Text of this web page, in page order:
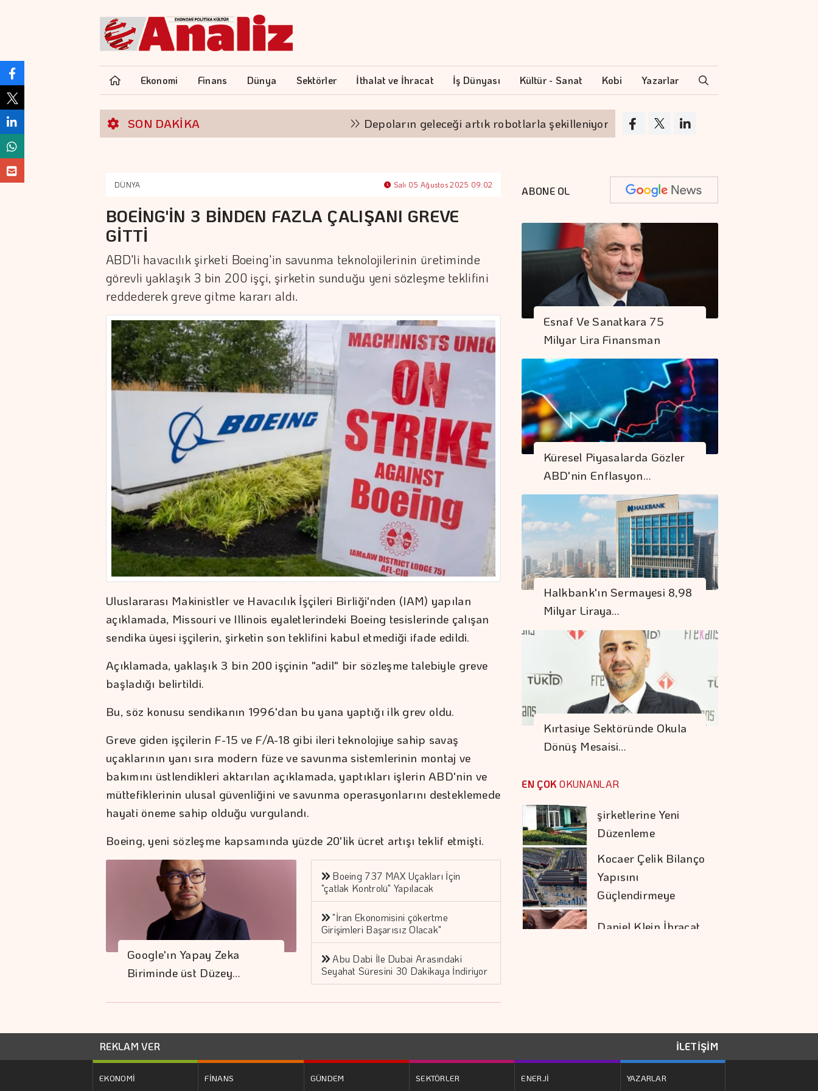
Ekonomi Finans Dünya Sektörler İthalat ve İhracat İş Dünyası Kültür - Sanat Kobi Yazarlar
SON DAKİKA Depoların geleceği artık robotlarla şekilleniyor Togg'un servis ağı hızla büyüyor
DÜNYA Salı 05 Ağustos 2025 09:02
BOEİNG'İN 3 BİNDEN FAZLA ÇALIŞANI GREVE
GİTTİ
ABD'li havacılık şirketi Boeing'in savunma teknolojilerinin üretiminde
görevli yaklaşık 3 bin 200 işçi, şirketin sunduğu yeni sözleşme teklifini
reddederek greve gitme kararı aldı.
Uluslararası Makinistler ve Havacılık İşçileri Birliği'nden (IAM) yapılan
açıklamada, Missouri ve Illinois eyaletlerindeki Boeing tesislerinde çalışan
sendika üyesi işçilerin, şirketin son teklifini kabul etmediği ifade edildi.
Açıklamada, yaklaşık 3 bin 200 işçinin "adil" bir sözleşme talebiyle greve
başladığı belirtildi.
Bu, söz konusu sendikanın 1996'dan bu yana yaptığı ilk grev oldu.
Greve giden işçilerin F-15 ve F/A-18 gibi ileri teknolojiye sahip savaş
uçaklarının yanı sıra modern füze ve savunma sistemlerinin montaj ve
bakımını üstlendikleri aktarılan açıklamada, yaptıkları işlerin ABD'nin ve
müttefiklerinin ulusal güvenliğini ve savunma operasyonlarını desteklemede
hayati öneme sahip olduğu vurgulandı.
Boeing, yeni sözleşme kapsamında yüzde 20'lik ücret artışı teklif etmişti.
Google'ın Yapay Zeka
Biriminde üst Düzey…
Boeing 737 MAX Uçakları İçin
"çatlak Kontrolü" Yapılacak
"İran Ekonomisini çökertme
Girişimleri Başarısız Olacak"
Abu Dabi İle Dubai Arasındaki
Seyahat Süresini 30 Dakikaya İndiriyor
ABONE OL
Esnaf Ve Sanatkara 75
Milyar Lira Finansman
Küresel Piyasalarda Gözler
ABD'nin Enflasyon…
Halkbank'ın Sermayesi 8,98
Milyar Liraya…
Kırtasiye Sektöründe Okula
Dönüş Mesaisi…
EN ÇOK OKUNANLAR
En Fazla Kaybettiren
Yatırım Fonları
En Fazla Kazandıran
Yatırım Fonları
S. Arabistan,
Pakistan Ve
Türkiye'den
Savunma Anlaşması
Tasarruf Finansman
Düzenleme
Kocaer Çelik Bilanço
Yapısını
Güçlendirmeye
Devam Etti
Daniel Klein İhracat
Atağına Kalktı
Türkiye'yi Temsil
Edecek
REKLAM VER İLETİŞİM
EKONOMİ
FİNANS
GÜNDEM
SEKTÖRLER
ENERJİ
YAZARLAR